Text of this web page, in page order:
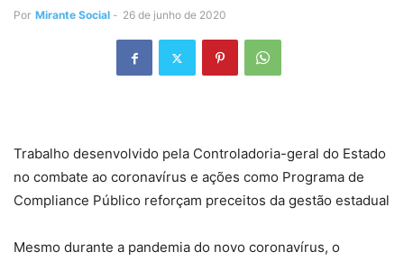
Por Mirante Social - 26 de junho de 2020
Trabalho desenvolvido pela Controladoria-geral do Estado
no combate ao coronavírus e ações como Programa de
Compliance Público reforçam preceitos da gestão estadual
Mesmo durante a pandemia do novo coronavírus, o